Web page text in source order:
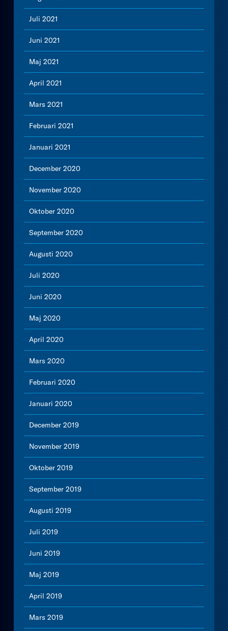
Juli 2021
Juni 2021
Maj 2021
April 2021
Mars 2021
Februari 2021
Januari 2021
December 2020
November 2020
Oktober 2020
September 2020
Augusti 2020
Juli 2020
Juni 2020
Maj 2020
April 2020
Mars 2020
Februari 2020
Januari 2020
December 2019
November 2019
Oktober 2019
September 2019
Augusti 2019
Juli 2019
Juni 2019
Maj 2019
April 2019
Mars 2019